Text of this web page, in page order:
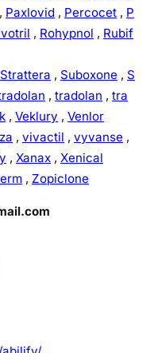
, Paxlovid , Percocet , P
, Rohypnol , Rubif
Strattera , Suboxone , S
, tradolan , tra
, Veklury , Venlor
, vivactil , vyvanse ,
, Xanax , Xenical
, Zopiclone